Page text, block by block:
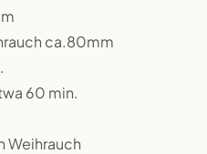
ca.80mm
60 min.
Weihrauch